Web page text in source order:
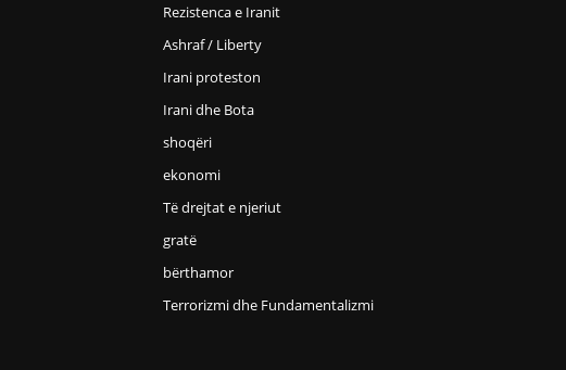
Rezistenca e Iranit
Ashraf / Liberty
Irani proteston
Irani dhe Bota
shoqëri
ekonomi
Të drejtat e njeriut
gratë
bërthamor
Terrorizmi dhe Fundamentalizmi